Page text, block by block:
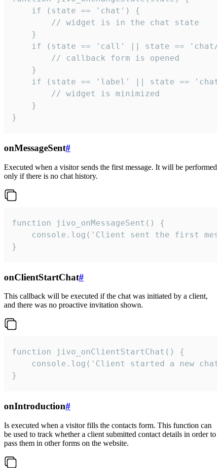
    if (state == 'chat') {
        // widget is in the chat state
    }
if (state == 'call' || state ==
        // callback form is opened
    }
if (state == 'label' || state ==
        // widget is minimized
    }
}
onMessageSent#
Executed when a visitor sends the first message. It will be performed
only if there is no chat history.
function jivo_onMessageSent() {
console.log('Client sent the first
}
onClientStartChat#
This callback will be executed if the chat was initiated by a client,
and there was no proactive invitation shown.
function jivo_onClientStartChat() {
console.log('Client started a new
}
onIntroduction#
Is executed when a visitor fills the contacts form. This function can
be used to track whether a client submitted contact details in order to
pass them in other forms on the website.